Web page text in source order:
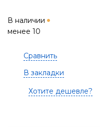
В наличии
менее 10
Сравнить
В закладки
Хотите дешевле?